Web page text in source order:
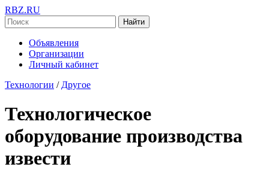
RBZ.RU
Найти
Объявления
Организации
Личный кабинет
Технологии / Другое
Технологическое
оборудование производства
извести